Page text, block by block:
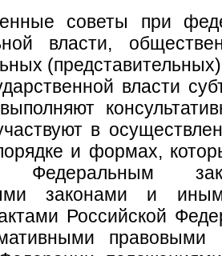
советы при
власти,
власти
в
и формах,
Федеральным
законами и
Российской
правовыми